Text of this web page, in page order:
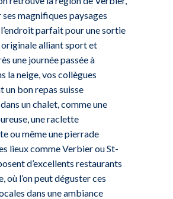
magnifiques paysages
l’endroit parfait pour une sortie
originale alliant sport et
une journée passée à
la neige, vos collègues
un bon repas suisse
un chalet, comme une
une raclette
ou même une pierrade
lieux comme Verbier ou St-
d’excellents restaurants
où l’on peut déguster ces
dans une ambiance